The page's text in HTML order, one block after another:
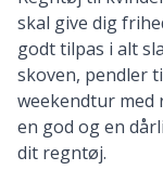
skal give dig
godttilpas i alt
skoven, pendler
weekendtur med
en god ogen
dit regntøj.